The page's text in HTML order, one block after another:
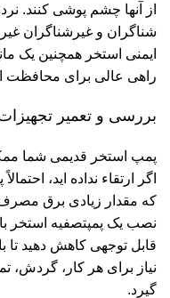
از آنها چشم پوشی کنند.
شناگران و غیرشناگران
ایمنی استخر همچنین یک
راهی عالی برای محافظت
بررسی و تعمیر
پمپ استخر قدیمی شما
اگر ارتقاء نداده اید،
که مقدار زیادی برق
نصب یک پمپتصفیه استخر
قابل توجهی کاهش دهید تا
نیاز برای هر کار، گردش،
گیرد.